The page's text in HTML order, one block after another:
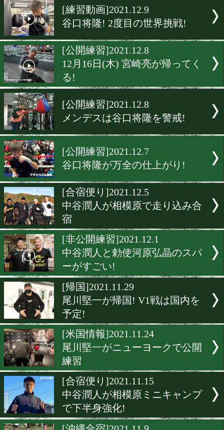
渡さない!
[前日計量]2021.12.10
田中恒成と石田匠がついに
[井上尚弥特集]2021.12.9
HIKAKIN・関根勤・山中
ゲスト参戦!
[練習動画]2021.12.9
谷口将隆! 2度目の世界挑戦
[公開練習]2021.12.8
る!
[公開練習]2021.12.8
メンデスは谷口将隆を警戒!
[公開練習]2021.12.7
谷口将隆が万全の仕上がり!
[合宿便り]2021.12.5
中谷潤人が相模原で走り込
宿